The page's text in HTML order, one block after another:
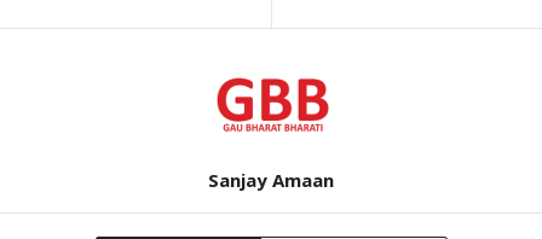
Sanjay Amaan